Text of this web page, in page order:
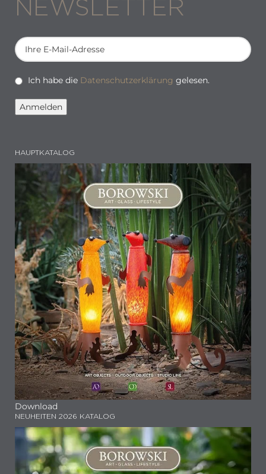
NEWSLETTER
Ich habe die Datenschutzerklärung gelesen.
HAUPTKATALOG
Download
NEUHEITEN 2026 KATALOG